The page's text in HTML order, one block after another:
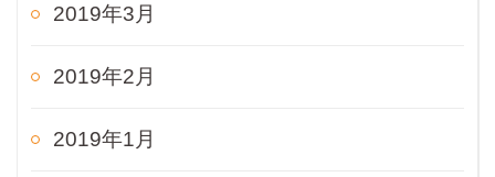
2019年3月
2019年2月
2019年1月